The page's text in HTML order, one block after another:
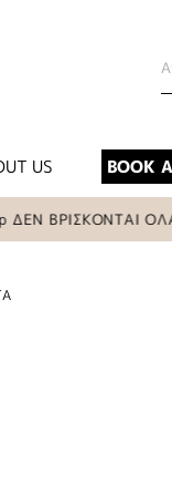
US BOOK
ΟΛΑ ΣΤΟ